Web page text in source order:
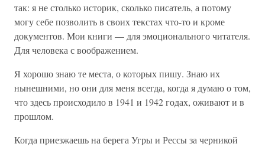
так: я не столько историк, сколько писатель, а потому
могу себе позволить в своих текстах что-то и кроме
документов. Мои книги — для эмоционального читателя.
Для человека с воображением.
Я хорошо знаю те места, о которых пишу. Знаю их
нынешними, но они для меня всегда, когда я думаю о том,
что здесь происходило в 1941 и 1942 годах, оживают и в
прошлом.
Когда приезжаешь на берега Угры и Рессы за черникой